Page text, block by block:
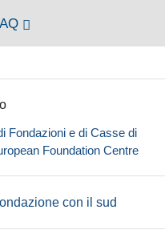
Fondazioni e di Casse di
Foundation Centre